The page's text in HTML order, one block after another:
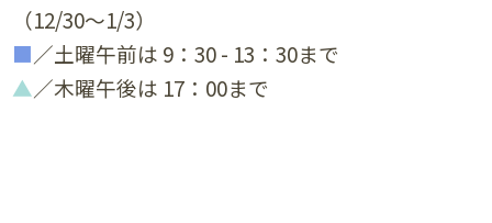
（12/30～1/3）
■／土曜午前は 9：30 - 13：30まで
▲／木曜午後は 17：00まで